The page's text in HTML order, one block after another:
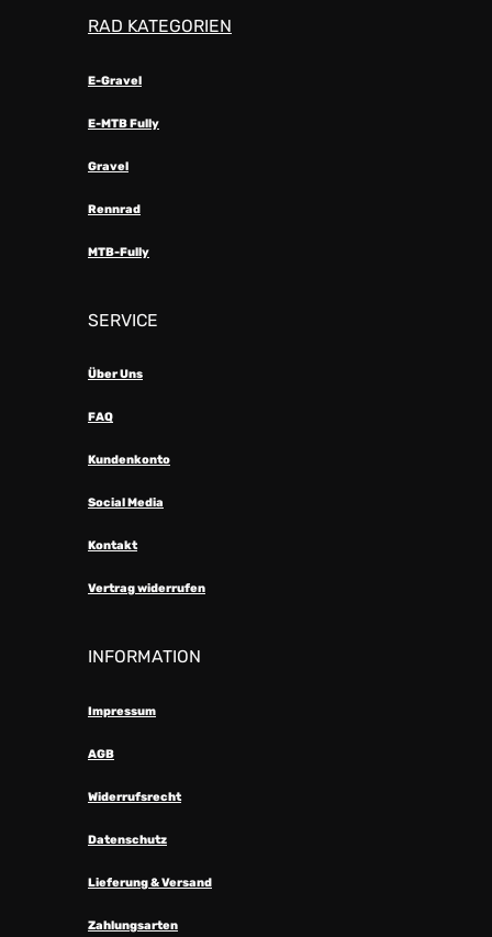
RAD KATEGORIEN
E-Gravel
E-MTB Fully
Gravel
Rennrad
MTB-Fully
SERVICE
Über Uns
FAQ
Kundenkonto
Social Media
Kontakt
Vertrag widerrufen
INFORMATION
Impressum
AGB
Widerrufsrecht
Datenschutz
Lieferung & Versand
Zahlungsarten